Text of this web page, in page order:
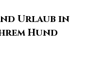
Urlaub in
Hund